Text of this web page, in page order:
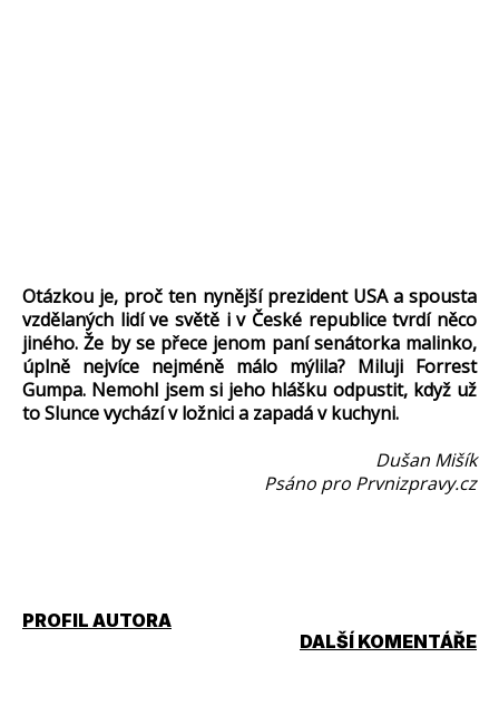
Otázkou je, proč ten nynější prezident USA a spousta
vzdělaných lidí ve světě i v České republice tvrdí něco
jiného. Že by se přece jenom paní senátorka malinko,
úplně nejvíce nejméně málo mýlila? Miluji Forrest
Gumpa. Nemohl jsem si jeho hlášku odpustit, když už
to Slunce vychází v ložnici a zapadá v kuchyni.
Dušan Mišík
Psáno pro Prvnizpravy.cz
PROFIL AUTORA
DALŠÍ KOMENTÁŘE